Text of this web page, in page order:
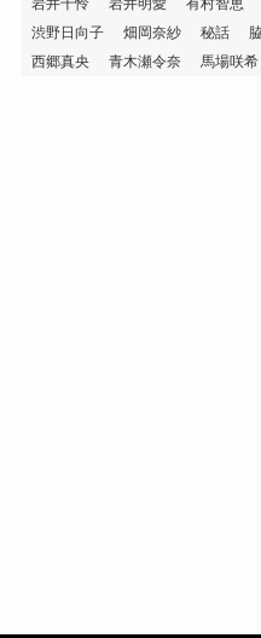
岩井千怜
岩井明愛 有村智恵
渋野日向子
畑岡奈紗 秘話
西郷真央
青木瀬令奈 馬場咲希